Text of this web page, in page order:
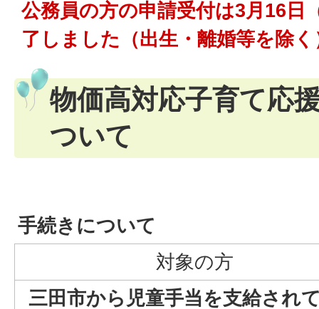
公務員の方の申請受付は3月16日
了しました（出生・離婚等を除く
物価高対応子育て応
ついて
手続きについて
対象の方
三田市から児童手当を支給され